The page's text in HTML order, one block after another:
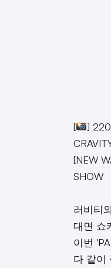
[
]
[NEW
SHOW
러비티
대면 쇼
이번
다 같이